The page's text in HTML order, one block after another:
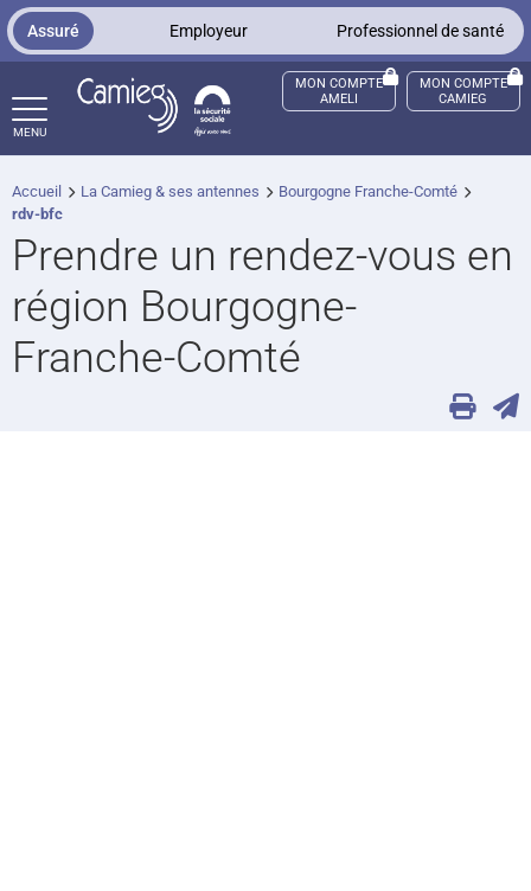
Panneau de gestion des cookies
Assuré Employeur Professionnel de santé
MENU
sourds et malentendants
MON COMPTE
AMELI
MON COMPTE
CAMIEG
Accueil La Camieg & ses antennes
Bourgogne Franche-Comté
rdv-bfc
Prendre un rendez-vous en
région Bourgogne-
Franche-Comté